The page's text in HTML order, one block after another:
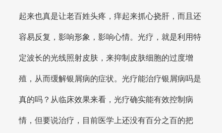
起来也真是让老百姓头疼，痒起来抓心挠肝，而且还
容易反复，影响形象，影响心情。光疗，就是利用特
定波长的光线照射皮肤，来抑制皮肤细胞的过度增
殖，从而缓解银屑病的症状。光疗能治疗银屑病吗是
真的吗？从临床效果来看，光疗确实能有效控制病
情，但要说治疗，目前医学上还没有百分之百的把